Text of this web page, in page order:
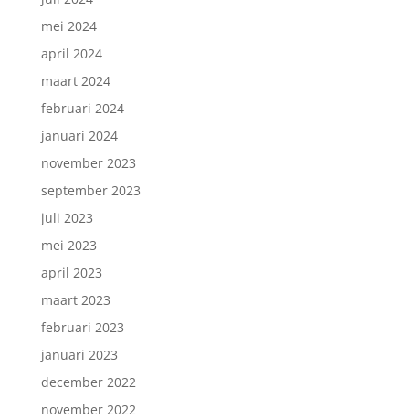
mei 2024
april 2024
maart 2024
februari 2024
januari 2024
november 2023
september 2023
juli 2023
mei 2023
april 2023
maart 2023
februari 2023
januari 2023
december 2022
november 2022